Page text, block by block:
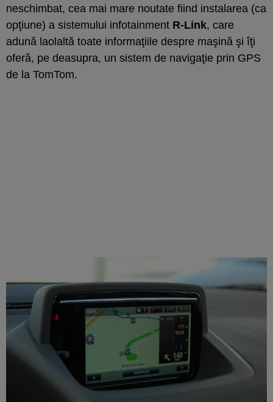
neschimbat, cea mai mare noutate fiind instalarea (ca
opţiune) a sistemului infotainment R-Link, care
adună laolaltă toate informaţiile despre maşină şi îţi
oferă, pe deasupra, un sistem de navigaţie prin GPS
de la TomTom.